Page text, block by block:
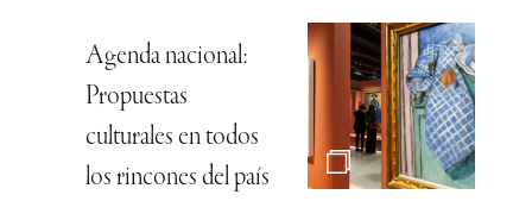
Agenda nacional:
Propuestas
culturales en todos
los rincones del país